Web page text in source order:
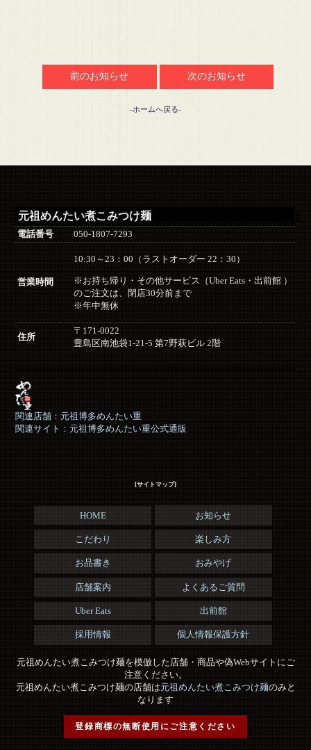
前のお知らせ 次のお知らせ
-ホームへ戻る-
元祖めんたい煮こみつけ麺
電話番号 050-1807-7293
営業時間
10:30～23：00（ラストオーダー 22：30）
※お持ち帰り・その他サービス（Uber Eats・出前館 ）
のご注文は、閉店30分前まで
※年中無休
住所
〒171-0022
豊島区南池袋1-21-5 第7野萩ビル 2階
関連店舗：元祖博多めんたい重
関連サイト：元祖博多めんたい重公式通販
[サイトマップ]
HOME お知らせ
こだわり 楽しみ方
お品書き おみやげ
店舗案内 よくあるご質問
Uber Eats 出前館
採用情報 個人情報保護方針
元祖めんたい煮こみつけ麺を模倣した店舗・商品や偽Webサイトにご
注意ください。
元祖めんたい煮こみつけ麺の店舗は元祖めんたい煮こみつけ麺のみと
なります
登録商標の無断使用にご注意ください